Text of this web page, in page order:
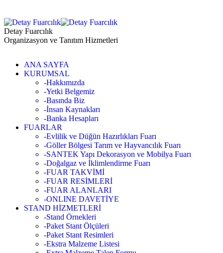
Detay Fuarcılık
Organizasyon ve Tanıtım Hizmetleri
ANA SAYFA
KURUMSAL
-Hakkımızda
-Yetki Belgemiz
-Basında Biz
-İnsan Kaynakları
-Banka Hesapları
FUARLAR
-Evlilik ve Düğün Hazırlıkları Fuarı
-Göller Bölgesi Tarım ve Hayvancılık Fuarı
-SANTEK Yapı Dekorasyon ve Mobilya Fuarı
-Doğalgaz ve İklimlendirme Fuarı
-FUAR TAKVİMİ
-FUAR RESİMLERİ
-FUAR ALANLARI
-ONLINE DAVETİYE
STAND HİZMETLERİ
-Stand Örnekleri
-Paket Stant Ölçüleri
-Paket Stant Resimleri
-Ekstra Malzeme Listesi